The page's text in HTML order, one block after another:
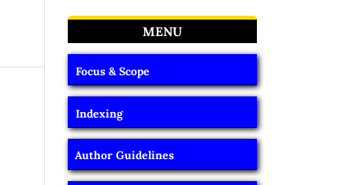
MENU
Focus & Scope
Indexing
Author Guidelines